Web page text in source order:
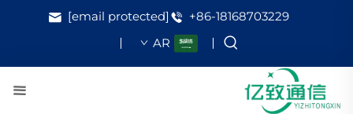
+86-18168703229
[email protected]
AR